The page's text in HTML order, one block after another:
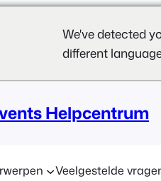
We've detected
different
Helpcentrum
Veelgestelde